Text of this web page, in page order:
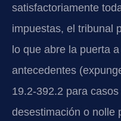
satisfactoriamente
impuestas, el tribunal
lo que abre la puerta
antecedentes
19.2-392.2 para
desestimación o nolle